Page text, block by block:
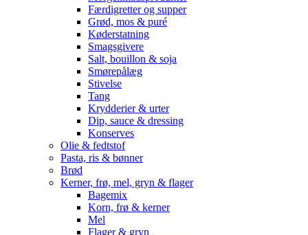
Færdigretter og supper
Grød, mos & puré
Køderstatning
Smagsgivere
Salt, bouillon & soja
Smørepålæg
Stivelse
Tang
Krydderier & urter
Dip, sauce & dressing
Konserves
Olie & fedtstof
Pasta, ris & bønner
Brød
Kerner, frø, mel, gryn & flager
Bagemix
Korn, frø & kerner
Mel
Flager & gryn